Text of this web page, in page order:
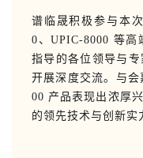
谱临晟积极参与本
0、UPIC-8000 等高
指导的各位领导与
开展深度交流。与
00 产品表现出浓厚
的领先技术与创新实